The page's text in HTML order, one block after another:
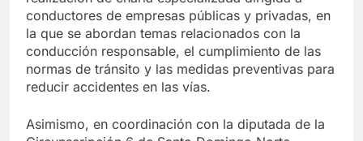
conductores de empresas públicas y privadas, en
la que se abordan temas relacionados con la
conducción responsable, el cumplimiento de las
normas de tránsito y las medidas preventivas para
reducir accidentes en las vías.
Asimismo, en coordinación con la diputada de la